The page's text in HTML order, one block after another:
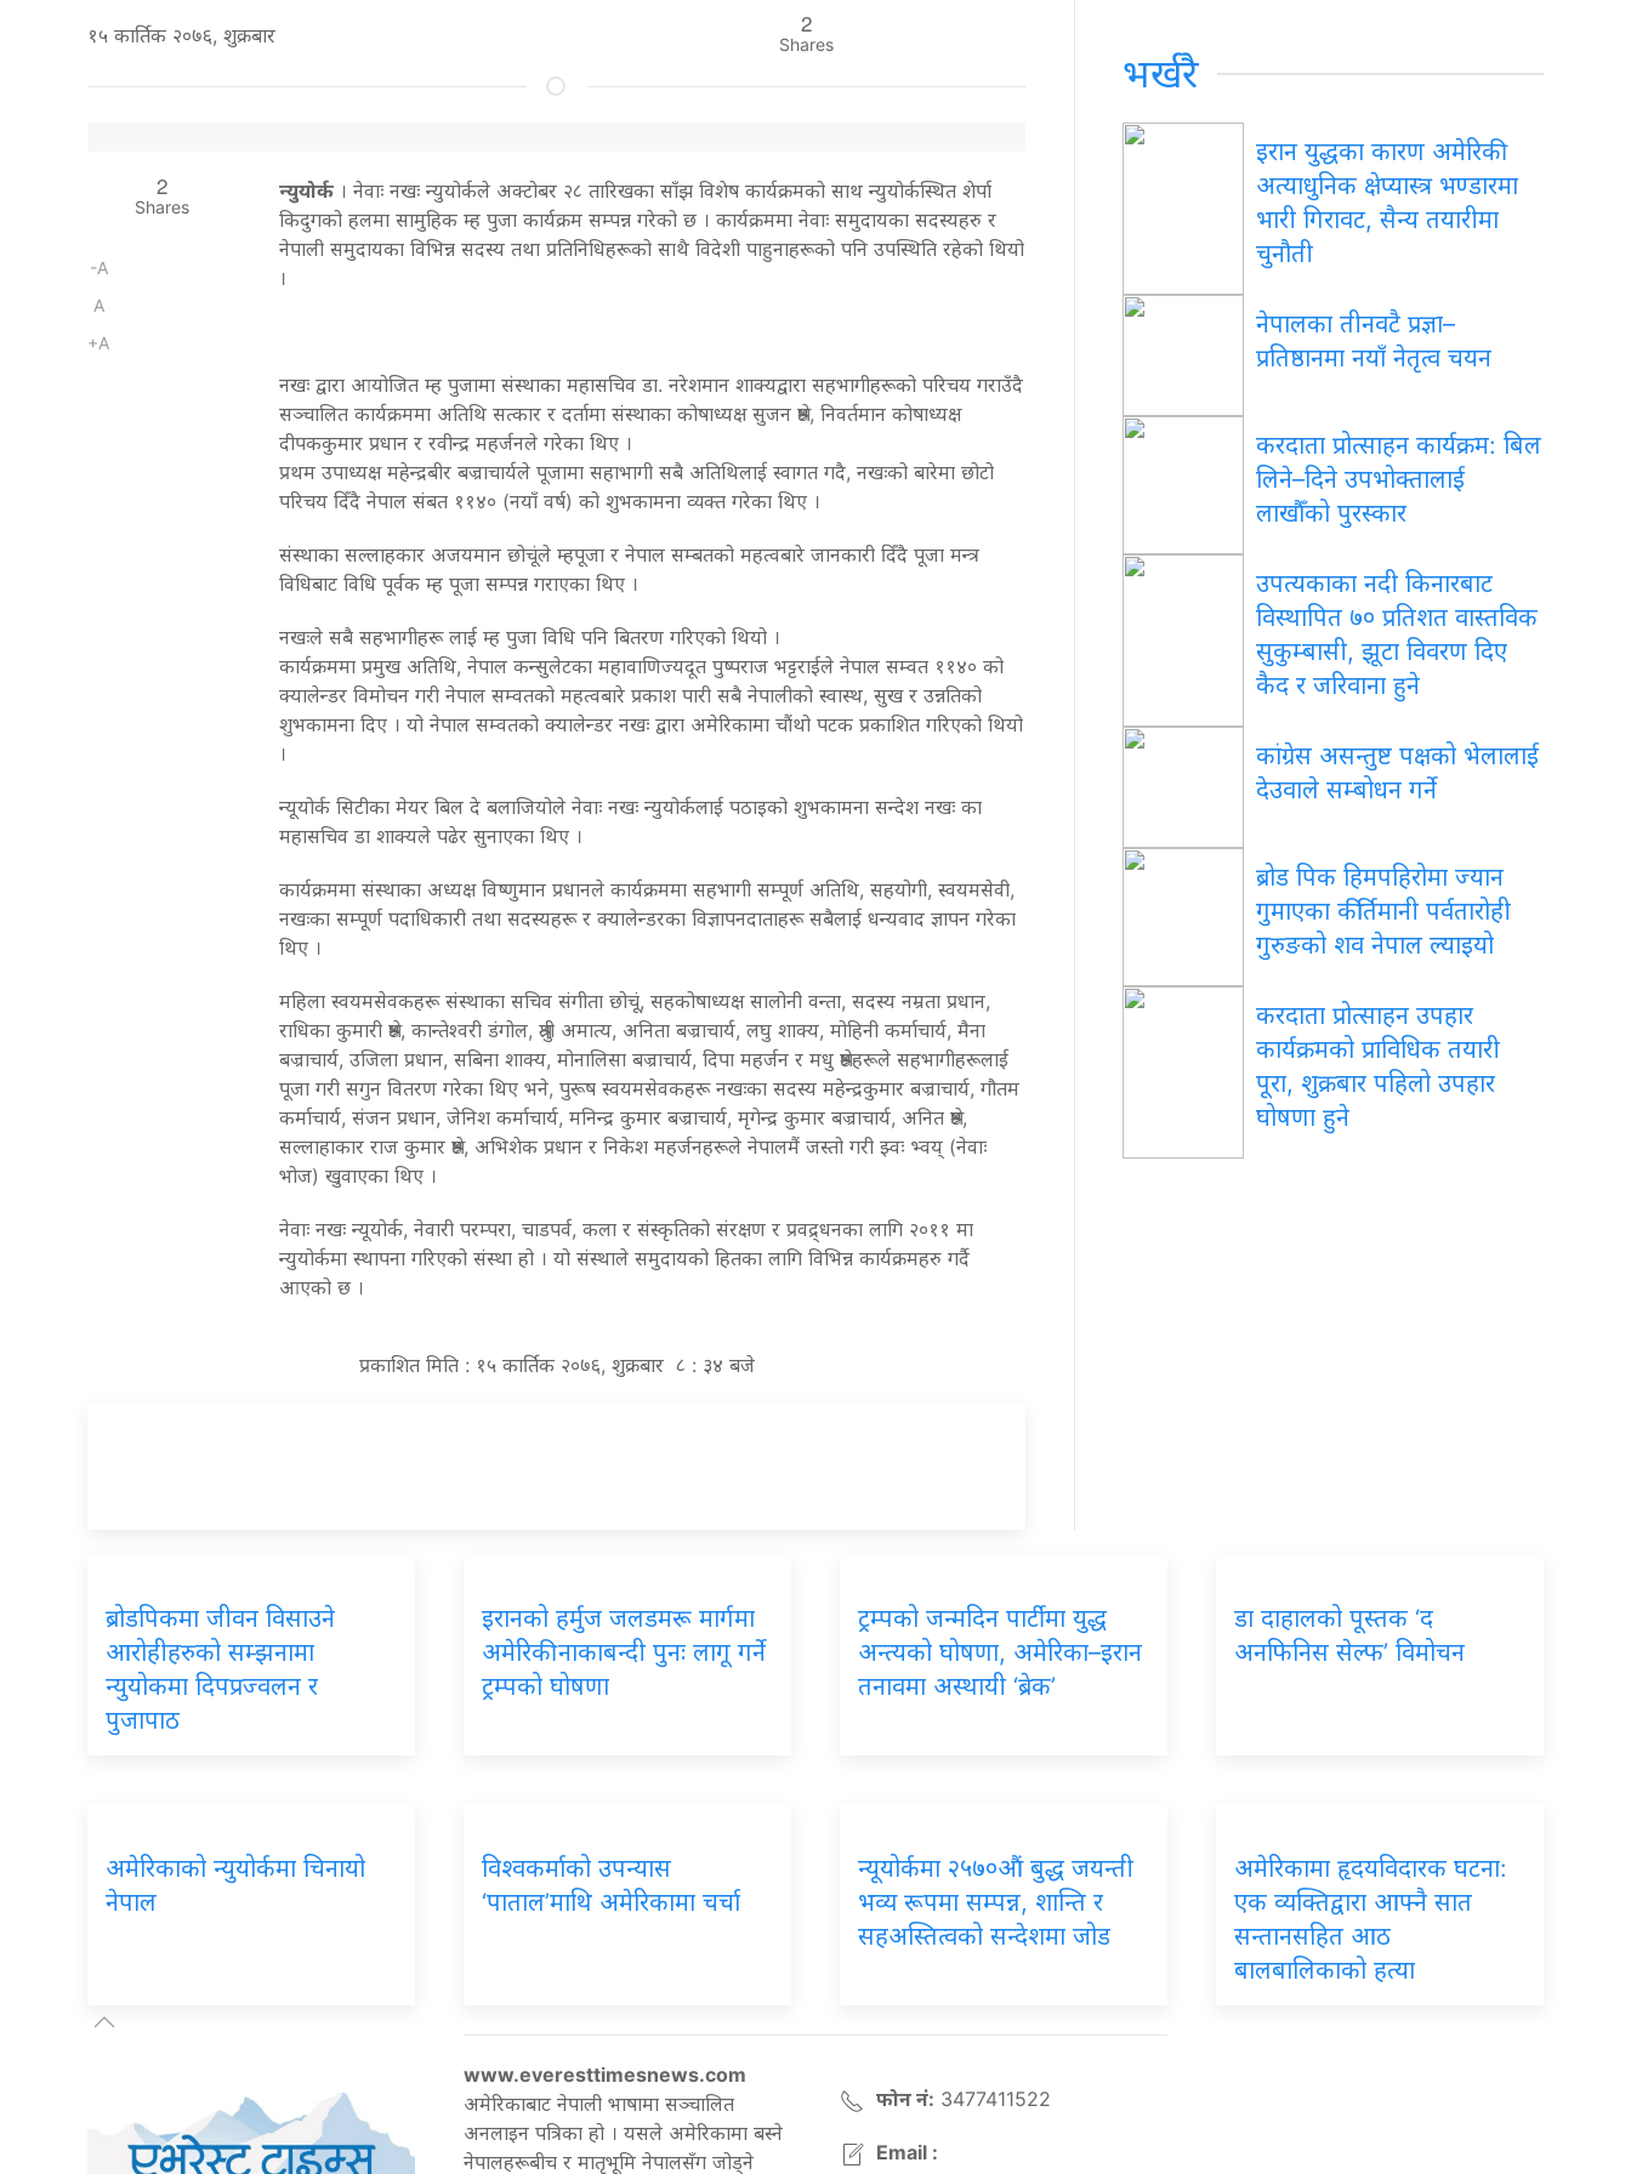
१५ कार्तिक २०७६, शुक्रबार 2
Shares
2
Shares
-A
A
+A
न्युयोर्क। नेवाः नखः न्युयोर्कले अक्टोबर २८ तारिखका साँझ विशेष कार्यक्रमको साथ न्युयोर्कस्थित शेर्पा
किदुगको हलमा सामुहिक म्ह पुजा कार्यक्रम सम्पन्न गरेको छ । कार्यक्रममा नेवाः समुदायका सदस्यहरु र
नेपाली समुदायका विभिन्न सदस्य तथा प्रतिनिधिहरूको साथै विदेशी पाहुनाहरूको पनि उपस्थिति रहेको थियो
।
नखः द्वारा आयोजित म्ह पुजामा संस्थाका महासचिव डा. नरेशमान शाक्यद्वारा सहभागीहरूको परिचय गराउँदै
सञ्चालित कार्यक्रममा अतिथि सत्कार र दर्तामा संस्थाका कोषाध्यक्ष सुजन श्रेष्ठ, निवर्तमान कोषाध्यक्ष
दीपककुमार प्रधान र रवीन्द्र महर्जनले गरेका थिए ।
प्रथम उपाध्यक्ष महेन्द्रबीर बज्राचार्यले पूजामा सहाभागी सबै अतिथिलाई स्वागत गदै, नखःको बारेमा छोटो
परिचय दिँदै नेपाल संबत ११४० (नयाँ वर्ष) को शुभकामना व्यक्त गरेका थिए ।
संस्थाका सल्लाहकार अजयमान छोचूंले म्हपूजा र नेपाल सम्बतको महत्वबारे जानकारी दिँदै पूजा मन्त्र
विधिबाट विधि पूर्वक म्ह पूजा सम्पन्न गराएका थिए ।
नखःले सबै सहभागीहरू लाई म्ह पुजा विधि पनि बितरण गरिएको थियो ।
कार्यक्रममा प्रमुख अतिथि, नेपाल कन्सुलेटका महावाणिज्यदूत पुष्पराज भट्टराईले नेपाल सम्वत ११४० को
क्यालेन्डर विमोचन गरी नेपाल सम्वतको महत्वबारे प्रकाश पारी सबै नेपालीको स्वास्थ, सुख र उन्नतिको
शुभकामना दिए । यो नेपाल सम्वतको क्यालेन्डर नखः द्वारा अमेरिकामा चौंथो पटक प्रकाशित गरिएको थियो
।
न्यूयोर्क सिटीका मेयर बिल दे बलाजियोले नेवाः नखः न्युयोर्कलाई पठाइको शुभकामना सन्देश नखः का
महासचिव डा शाक्यले पढेर सुनाएका थिए ।
कार्यक्रममा संस्थाका अध्यक्ष विष्णुमान प्रधानले कार्यक्रममा सहभागी सम्पूर्ण अतिथि, सहयोगी, स्वयमसेवी,
नखःका सम्पूर्ण पदाधिकारी तथा सदस्यहरू र क्यालेन्डरका विज्ञापनदाताहरू सबैलाई धन्यवाद ज्ञापन गरेका
थिए ।
महिला स्वयमसेवकहरू संस्थाका सचिव संगीता छोचूं, सहकोषाध्यक्ष सालोनी वन्ता, सदस्य नम्रता प्रधान,
राधिका कुमारी श्रेष्ठ, कान्तेश्वरी डंगोल, श्रुती अमात्य, अनिता बज्राचार्य, लघु शाक्य, मोहिनी कर्माचार्य, मैना
बज्राचार्य, उजिला प्रधान, सबिना शाक्य, मोनालिसा बज्राचार्य, दिपा महर्जन र मधु श्रेष्ठहरूले सहभागीहरूलाई
पूजा गरी सगुन वितरण गरेका थिए भने, पुरूष स्वयमसेवकहरू नखःका सदस्य महेन्द्रकुमार बज्राचार्य, गौतम
कर्माचार्य, संजन प्रधान, जेनिश कर्माचार्य, मनिन्द्र कुमार बज्राचार्य, मृगेन्द्र कुमार बज्राचार्य, अनित श्रेष्ठ,
सल्लाहाकार राज कुमार श्रेष्ठ, अभिशेक प्रधान र निकेश महर्जनहरूले नेपालमैं जस्तो गरी झ्वः भ्वय् (नेवाः
भोज) खुवाएका थिए ।
नेवाः नखः न्यूयोर्क, नेवारी परम्परा, चाडपर्व, कला र संस्कृतिको संरक्षण र प्रवद्र्धनका लागि २०११ मा
न्युयोर्कमा स्थापना गरिएको संस्था हो । यो संस्थाले समुदायको हितका लागि विभिन्न कार्यक्रमहरु गर्दै
आएको छ ।
प्रकाशित मिति : १५ कार्तिक २०७६, शुक्रबार ८ : ३४ बजे
भर्खरै
इरान युद्धका कारण अमेरिकी
अत्याधुनिक क्षेप्यास्त्र भण्डारमा
भारी गिरावट, सैन्य तयारीमा
चुनौती
नेपालका तीनवटै प्रज्ञा–
प्रतिष्ठानमा नयाँ नेतृत्व चयन
करदाता प्रोत्साहन कार्यक्रम: बिल
लिने–दिने उपभोक्तालाई
लाखौँको पुरस्कार
उपत्यकाका नदी किनारबाट
विस्थापित ७० प्रतिशत वास्तविक
सुकुम्बासी, झूटा विवरण दिए
कैद र जरिवाना हुने
कांग्रेस असन्तुष्ट पक्षको भेलालाई
देउवाले सम्बोधन गर्ने
ब्रोड पिक हिमपहिरोमा ज्यान
गुमाएका कीर्तिमानी पर्वतारोही
गुरुङको शव नेपाल ल्याइयो
करदाता प्रोत्साहन उपहार
कार्यक्रमको प्राविधिक तयारी
पूरा, शुक्रबार पहिलो उपहार
घोषणा हुने
ब्रोडपिकमा जीवन विसाउने
आरोहीहरुको सम्झनामा
न्युयोकमा दिपप्रज्वलन र
पुजापाठ
इरानको हर्मुज जलडमरू मार्गमा
अमेरिकी नाकाबन्दी पुनः लागू गर्ने
ट्रम्पको घोषणा
ट्रम्पको जन्मदिन पार्टीमा युद्ध
अन्त्यको घोषणा, अमेरिका–इरान
तनावमा अस्थायी ‘ब्रेक’
डा दाहालको पूस्तक ‘द
अनफिनिस सेल्फ’ विमोचन
अमेरिकाको न्युयोर्कमा चिनायो
नेपाल
विश्वकर्माको उपन्यास
‘पाताल’माथि अमेरिकामा चर्चा
न्यूयोर्कमा २५७०औं बुद्ध जयन्ती
भव्य रूपमा सम्पन्न, शान्ति र
सहअस्तित्वको सन्देशमा जोड
अमेरिकामा हृदयविदारक घटना:
एक व्यक्तिद्वारा आफ्नै सात
सन्तानसहित आठ
बालबालिकाको हत्या
www.everesttimesnews.com
अमेरिकाबाट नेपाली भाषामा सञ्चालित
अनलाइन पत्रिका हो । यसले अमेरिकामा बस्ने
नेपालहरूबीच र मातृभूमि नेपालसँग जोड्ने
फोन नं: 3477411522
Email :